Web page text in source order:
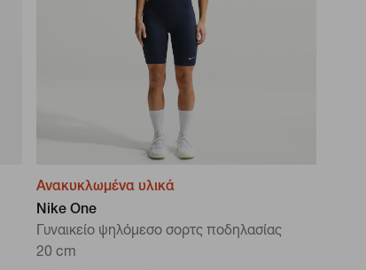
Ανακυκλωμένα υλικά
Nike One
Γυναικείο ψηλόμεσο σορτς ποδηλασίας
20 cm